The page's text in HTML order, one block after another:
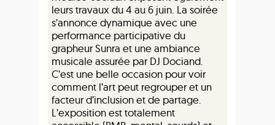
leurs travaux du 4 au 6 juin. La soirée
s’annonce dynamique avec une
performance participative du
grapheur Sunra et une ambiance
musicale assurée par DJ Dociand.
C’est une belle occasion pour voir
comment l’art peut regrouper et un
facteur d’inclusion et de partage.
L’exposition est totalement